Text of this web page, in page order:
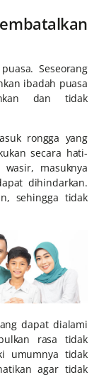
Seseorang
ibadah puasa
dan tidak
rongga yang
secara hati-
masuknya
dihindarkan.
sehingga tidak
dapat dialami
rasa tidak
umumnya tidak
agar tidak